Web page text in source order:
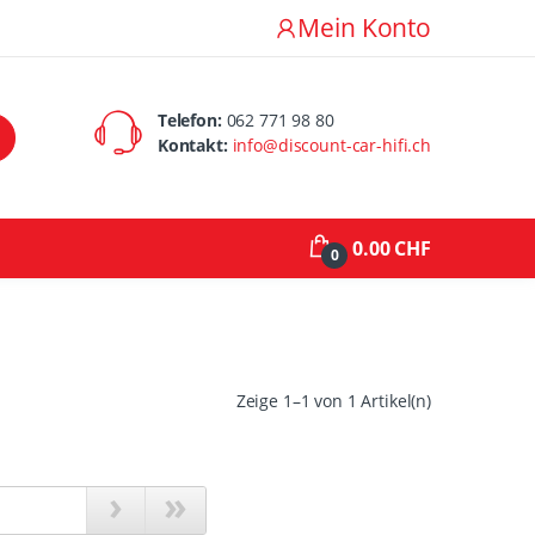
Mein Konto
Telefon: 062 771 98 80
Kontakt: info@discount-car-hifi.ch
0 0.00 CHF
Zeige 1–1 von 1 Artikel(n)
› »